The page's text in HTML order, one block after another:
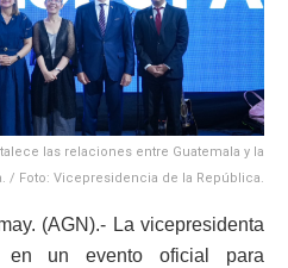
las relaciones entre Guatemala y la
/ Foto: Vicepresidencia de la República.
(AGN).- La vicepresidenta
en un evento oficial para